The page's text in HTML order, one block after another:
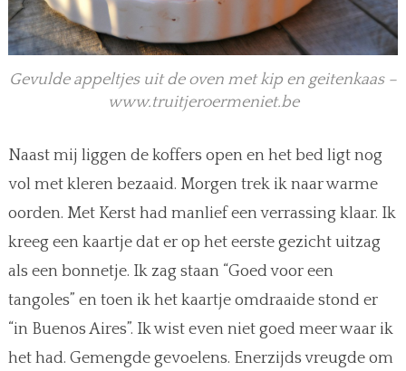
Gevulde appeltjes uit de oven met kip en geitenkaas –
www.truitjeroermeniet.be
Naast mij liggen de koffers open en het bed ligt nog
vol met kleren bezaaid. Morgen trek ik naar warme
oorden. Met Kerst had manlief een verrassing klaar. Ik
kreeg een kaartje dat er op het eerste gezicht uitzag
als een bonnetje. Ik zag staan “Goed voor een
tangoles” en toen ik het kaartje omdraaide stond er
“in Buenos Aires”. Ik wist even niet goed meer waar ik
het had. Gemengde gevoelens. Enerzijds vreugde om